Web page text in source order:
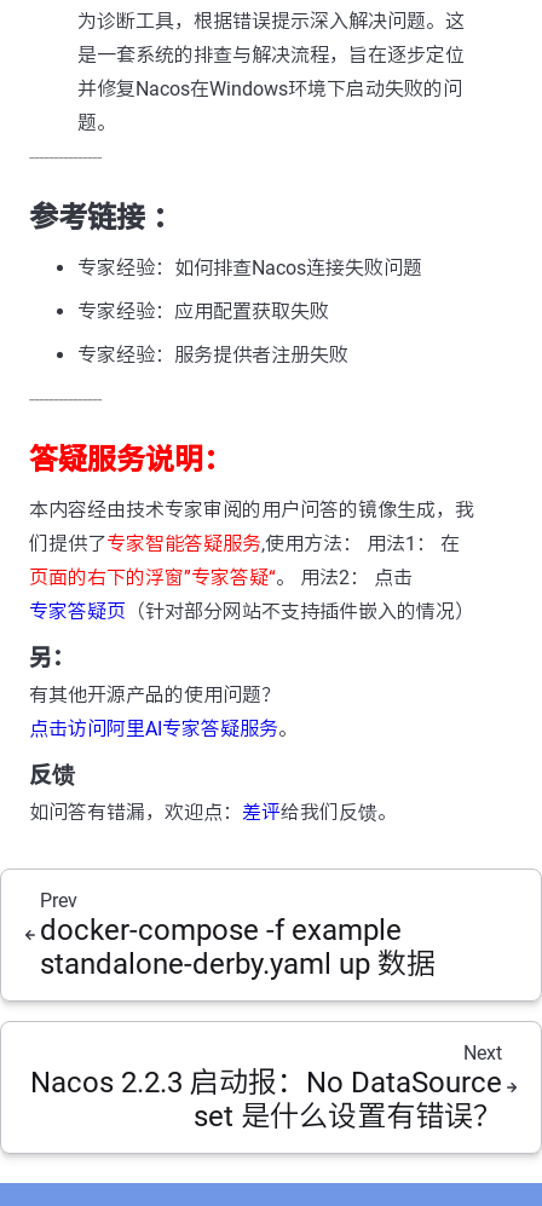
为诊断工具，根据错误提示深入解决问题。这
是一套系统的排查与解决流程，旨在逐步定位
并修复Nacos在Windows环境下启动失败的问
题。
---------------
参考链接 ：
专家经验：如何排查Nacos连接失败问题
专家经验：应用配置获取失败
专家经验：服务提供者注册失败
---------------
答疑服务说明：
本内容经由技术专家审阅的用户问答的镜像生成，我
们提供了专家智能答疑服务,使用方法： 用法1： 在
页面的右下的浮窗”专家答疑“。 用法2： 点击
专家答疑页 （针对部分网站不支持插件嵌入的情况）
另：
有其他开源产品的使用问题？
点击访问阿里AI专家答疑服务。
反馈
如问答有错漏，欢迎点： 差评给我们反馈。
Prev
docker-compose -f example
standalone-derby.yaml up 数据
Next
Nacos 2.2.3 启动报：No DataSource
set 是什么设置有错误？